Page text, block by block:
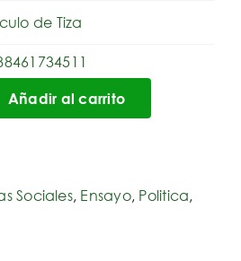
de Tiza
Añadir al carrito
Sociales, Ensayo, Politica,